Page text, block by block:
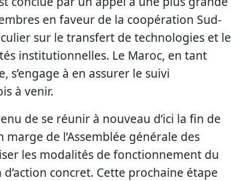
en faveur de la coopération Sud-
sur le transfert de technologies et le
institutionnelles. Le Maroc, en tant
s’engage à en assurer le suivi
à venir.
de se réunir à nouveau d’ici la fin de
marge de l’Assemblée générale des
les modalités de fonctionnement du
concret. Cette prochaine étape